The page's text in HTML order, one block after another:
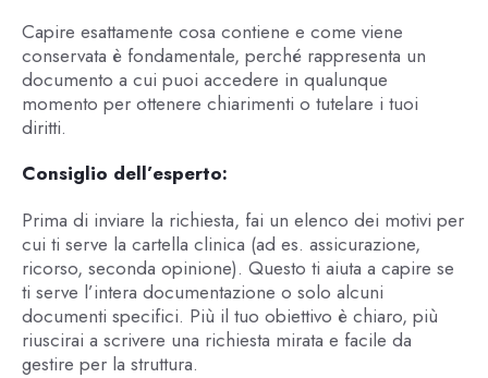
Capire esattamente cosa contiene e come viene
conservata è fondamentale, perché rappresenta un
documento a cui puoi accedere in qualunque
momento per ottenere chiarimenti o tutelare i tuoi
diritti.
Consiglio dell’esperto:
Prima di inviare la richiesta, fai un elenco dei motivi per
cui ti serve la cartella clinica (ad es. assicurazione,
ricorso, seconda opinione). Questo ti aiuta a capire se
ti serve l’intera documentazione o solo alcuni
documenti specifici. Più il tuo obiettivo è chiaro, più
riuscirai a scrivere una richiesta mirata e facile da
gestire per la struttura.